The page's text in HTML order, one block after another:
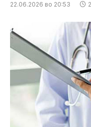
22.06.2026 во 20:53